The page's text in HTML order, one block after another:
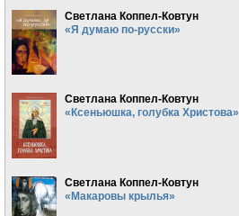
Светлана Коппел-Ковтун
«Я думаю по-русски»
Светлана Коппел-Ковтун
«Ксеньюшка, голубка Христова»
Светлана Коппел-Ковтун
«Макаровы крылья»